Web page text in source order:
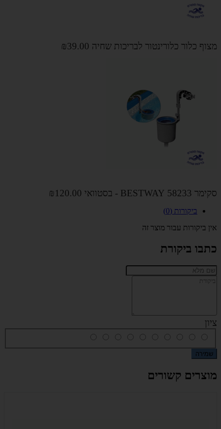
מצוף כלור כלורינטור לבריכות שחיה ₪39.00
סקימר 58233 BESTWAY - בסטוואי ₪120.00
ביקורות (0)
אין ביקורות עבור מוצר זה
כתבו ביקורת
ציון
שמירה
מוצרים קשורים